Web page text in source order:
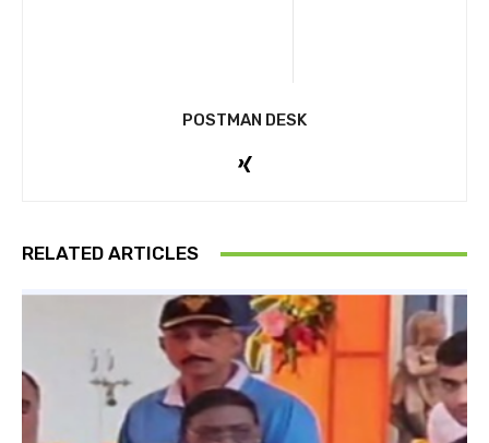
POSTMAN DESK
RELATED ARTICLES